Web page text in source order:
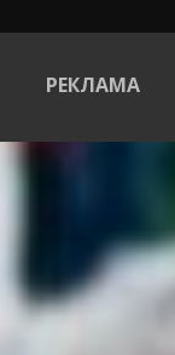
РЕКЛАМА